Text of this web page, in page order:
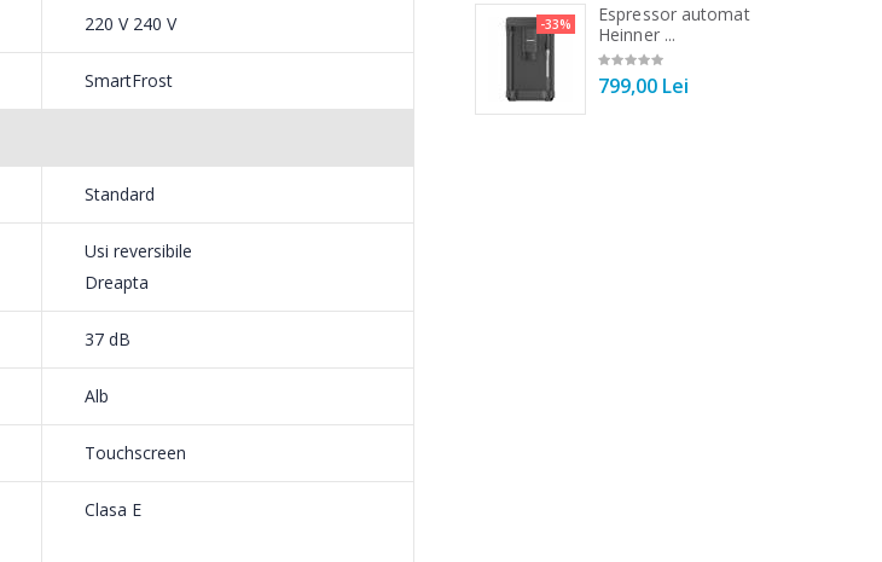
220 V 240 V
SmartFrost
Standard
Usi reversibile
Dreapta
37 dB
Alb
Touchscreen
Clasa E
1 199,00 Lei
-33%
Espressor automat
Heinner ...
799,00 Lei